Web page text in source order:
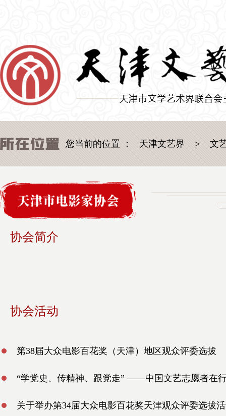
您当前的位置 ： 天津文艺界 > 文
协会简介
协会活动
第38届大众电影百花奖（天津）地区观众评委选拔
“学党史、传精神、跟党走” ——中国文艺志愿者在
关于举办第34届大众电影百花奖天津观众评委选拔